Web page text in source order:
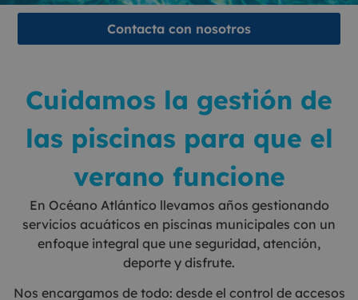
Contacta con nosotros
Cuidamos la gestión de
las piscinas para que el
verano funcione
En Océano Atlántico llevamos años gestionando
servicios acuáticos en piscinas municipales con un
enfoque integral que une seguridad, atención,
deporte y disfrute.
Nos encargamos de todo: desde el control de accesos